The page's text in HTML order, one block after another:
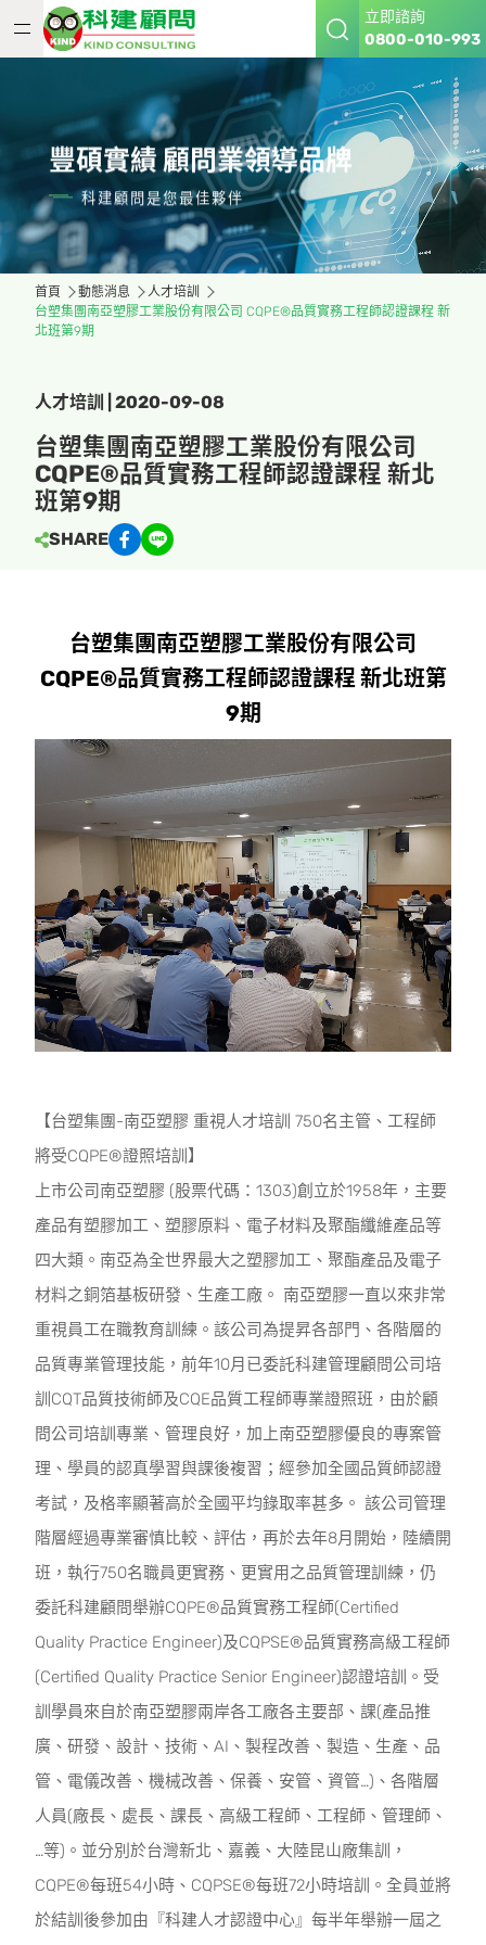
立即諮詢
0800-010-993
豐碩實績 顧問業領導品牌
科建顧問是您最佳夥伴
首頁 動態消息
人才培訓
台塑集團南亞塑膠工業股份有限公司 CQPE®品質實務工程師認證課程 新
北班第9期
人才培訓 | 2020-09-08
台塑集團南亞塑膠工業股份有限公司
CQPE®品質實務工程師認證課程 新北
班第9期
SHARE
台塑集團南亞塑膠工業股份有限公司
CQPE®品質實務工程師認證課程 新北班第
9期
【台塑集團-南亞塑膠 重視人才培訓 750名主管、工程師
將受CQPE®證照培訓】
上市公司南亞塑膠 (股票代碼：1303)創立於1958年，主要
產品有塑膠加工、塑膠原料、電子材料及聚酯纖維產品等
四大類。南亞為全世界最大之塑膠加工、聚酯產品及電子
材料之銅箔基板研發、生產工廠。 南亞塑膠一直以來非常
重視員工在職教育訓練。該公司為提昇各部門、各階層的
品質專業管理技能，前年10月已委託科建管理顧問公司培
訓CQT品質技術師及CQE品質工程師專業證照班，由於顧
問公司培訓專業、管理良好，加上南亞塑膠優良的專案管
理、學員的認真學習與課後複習；經參加全國品質師認證
考試，及格率顯著高於全國平均錄取率甚多。 該公司管理
階層經過專業審慎比較、評估，再於去年8月開始，陸續開
班，執行750名職員更實務、更實用之品質管理訓練，仍
委託科建顧問舉辦CQPE®品質實務工程師(Certified
Quality Practice Engineer)及CQPSE®品質實務高級工程師
(Certified Quality Practice Senior Engineer)認證培訓。受
訓學員來自於南亞塑膠兩岸各工廠各主要部、課(產品推
廣、研發、設計、技術、AI、製程改善、製造、生產、品
管、電儀改善、機械改善、保養、安管、資管…)、各階層
人員(廠長、處長、課長、高級工程師、工程師、管理師、
…等)。並分別於台灣新北、嘉義、大陸昆山廠集訓，
CQPE®每班54小時、CQPSE®每班72小時培訓。全員並將
於結訓後參加由『科建人才認證中心』每半年舉辦一屆之